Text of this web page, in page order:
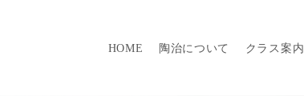
HOME 陶治について クラス案内